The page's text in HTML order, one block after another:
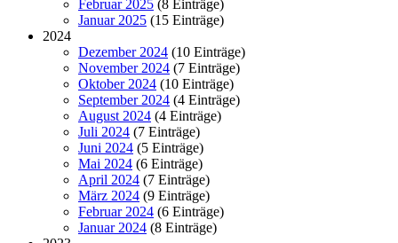
Februar 2025 (8 Einträge)
Januar 2025 (15 Einträge)
2024
Dezember 2024 (10 Einträge)
November 2024 (7 Einträge)
Oktober 2024 (10 Einträge)
September 2024 (4 Einträge)
August 2024 (4 Einträge)
Juli 2024 (7 Einträge)
Juni 2024 (5 Einträge)
Mai 2024 (6 Einträge)
April 2024 (7 Einträge)
März 2024 (9 Einträge)
Februar 2024 (6 Einträge)
Januar 2024 (8 Einträge)